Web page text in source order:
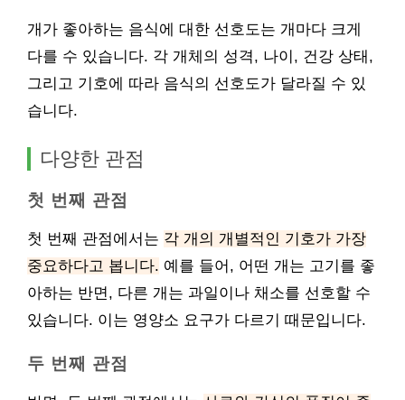
개가 좋아하는 음식에 대한 선호도는 개마다 크게
다를 수 있습니다. 각 개체의 성격, 나이, 건강 상태,
그리고 기호에 따라 음식의 선호도가 달라질 수 있
습니다.
다양한 관점
첫 번째 관점
첫 번째 관점에서는 각 개의 개별적인 기호가 가장
중요하다고 봅니다. 예를 들어, 어떤 개는 고기를 좋
아하는 반면, 다른 개는 과일이나 채소를 선호할 수
있습니다. 이는 영양소 요구가 다르기 때문입니다.
두 번째 관점